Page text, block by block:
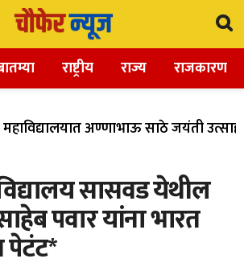
राष्ट्रीय राज्य राजकारण
अण्णाभाऊ साठे जयंती उत्साहात
सासवड येथील
पवार यांना भारत